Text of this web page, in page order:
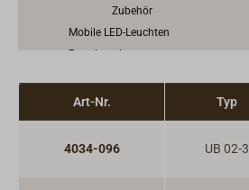
Zubehör
Mobile LED-Leuchten
Petroleumlampen
Traditionelle Positionslaternen
Uhren, Barometer & Instrumente
Art-Nr. Typ
4034-096 UB 02-3